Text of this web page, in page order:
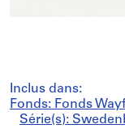
Inclus dans:
Fonds: Fonds
Série(s):